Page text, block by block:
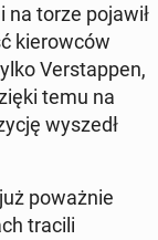
na torze pojawił
kie­row­ców
Ver­stap­pen,
temu na
wyszedł
po­waż­nie
tracili